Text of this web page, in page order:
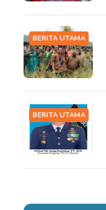
BERITA UTAMA
BERITA UTAMA